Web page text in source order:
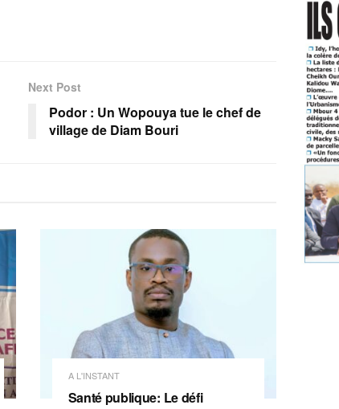
Next Post
Podor : Un Wopouya tue le chef de
village de Diam Bouri
A L'INSTANT
Santé publique: Le défi